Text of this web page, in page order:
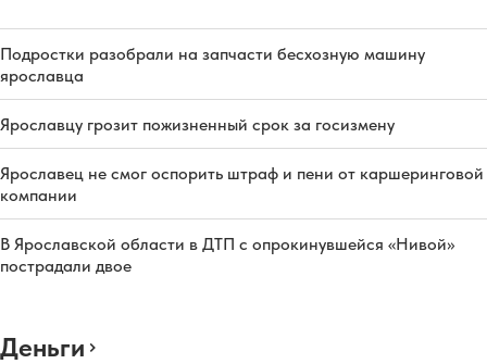
Подростки разобрали на запчасти бесхозную машину
ярославца
Ярославцу грозит пожизненный срок за госизмену
Ярославец не смог оспорить штраф и пени от каршеринговой
компании
В Ярославской области в ДТП с опрокинувшейся «Нивой»
пострадали двое
Деньги